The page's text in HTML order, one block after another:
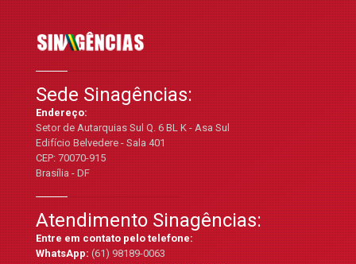
Sede Sinagências:
Endereço:
Setor de Autarquias Sul Q. 6 BL K - Asa Sul
Edifício Belvedere - Sala 401
CEP: 70070-915
Brasília - DF
Atendimento Sinagências:
Entre em contato pelo telefone:
WhatsApp:(61) 98189-0063